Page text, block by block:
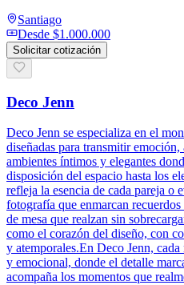
Santiago
Desde $1.000.000
Solicitar cotización
Deco Jenn
Deco Jenn se especializa en el
diseñadas para transmitir
ambientes íntimos y elegantes
disposición del espacio hasta los
refleja la esencia de cada pareja o
fotografía que enmarcan
de mesa que realzan sin
como el corazón del diseño, con
y atemporales.En Deco Jenn,
y emocional, donde el detalle
acompaña los momentos que